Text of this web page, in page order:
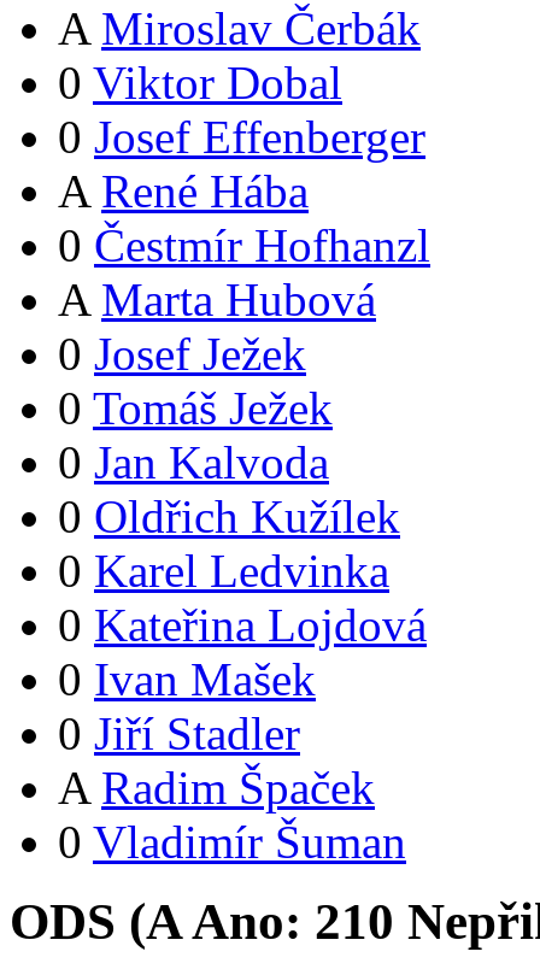
A Miroslav Čerbák
0 Viktor Dobal
0 Josef Effenberger
A René Hába
0 Čestmír Hofhanzl
A Marta Hubová
0 Josef Ježek
0 Tomáš Ježek
0 Jan Kalvoda
0 Oldřich Kužílek
0 Karel Ledvinka
0 Kateřina Lojdová
0 Ivan Mašek
0 Jiří Stadler
A Radim Špaček
0 Vladimír Šuman
ODS (AAno: 210